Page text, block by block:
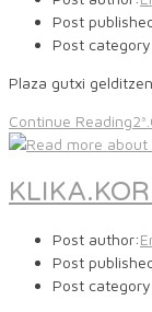
Post
Post
Plaza gutxi
Continue Reading
Post author:
Post
Post